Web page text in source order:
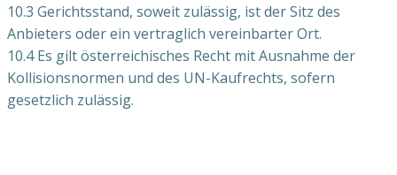
10.3 Gerichtsstand, soweit zulässig, ist der Sitz des
Anbieters oder ein vertraglich vereinbarter Ort.
10.4 Es gilt österreichisches Recht mit Ausnahme der
Kollisionsnormen und des UN-Kaufrechts, sofern
gesetzlich zulässig.